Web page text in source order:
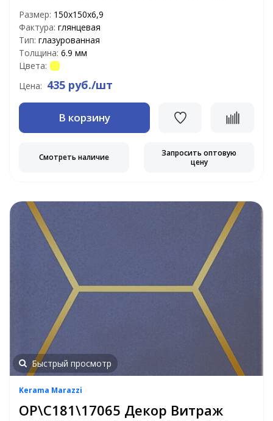
Размер: 150х150х6,9
Фактура: глянцевая
Тип: глазурованная
Толщина: 6.9 мм
Цвета:
Цена: 435 руб./шт
В корзину
Смотреть наличие
Запросить оптовую
цену
Быстрый просмотр
Kerama Marazzi
OP\C181\17065 Декор Витраж